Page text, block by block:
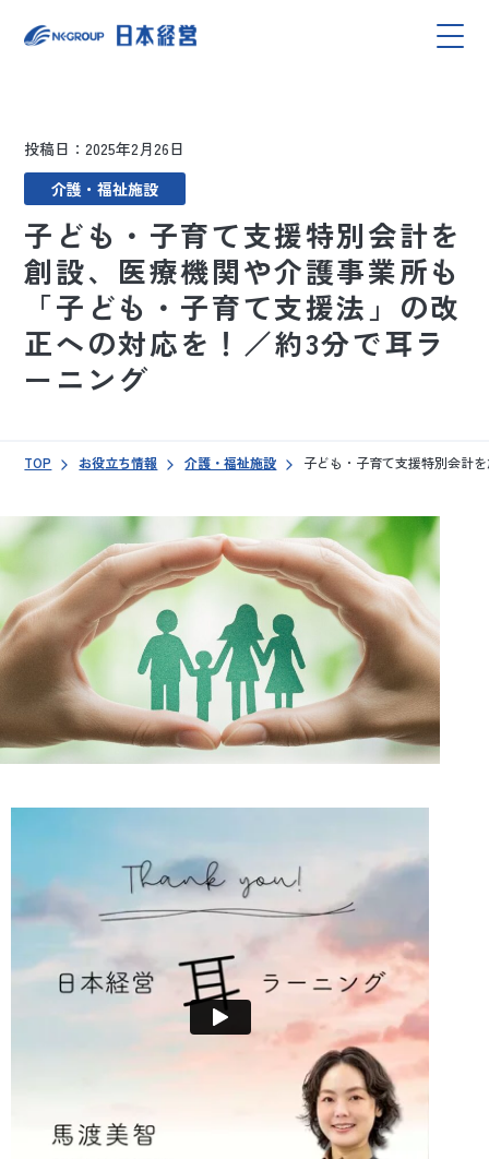
投稿日：2025年2月26日
介護・福祉施設
子ども・子育て支援特別会計を
創設、医療機関や介護事業所も
「子ども・子育て支援法」の改
正への対応を！／約3分で耳ラ
ーニング
TOP お役立ち情報 介護・福祉施設 子ども・子育て支援特別会計